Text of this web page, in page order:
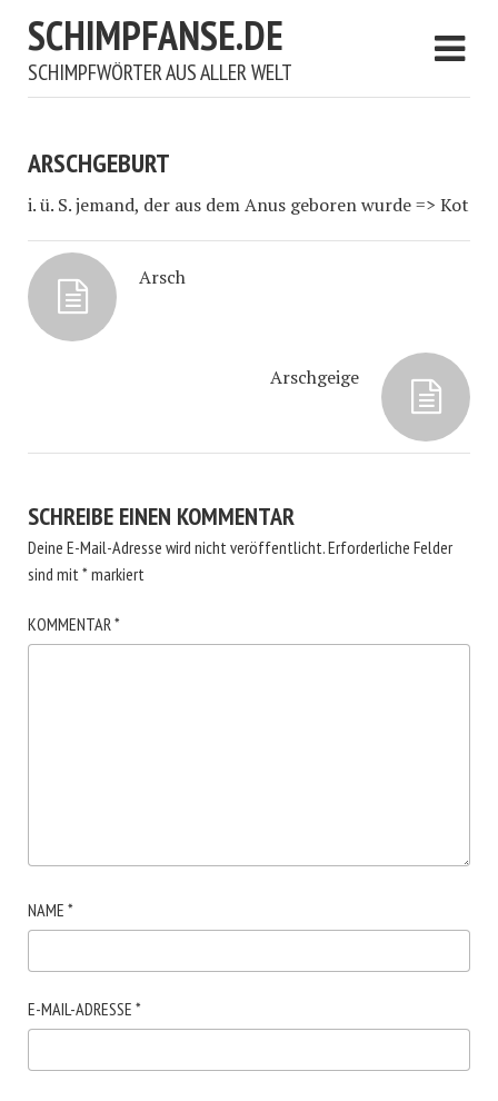
SCHIMPFANSE.DE
SCHIMPFWÖRTER AUS ALLER WELT
ARSCHGEBURT
i. ü. S. jemand, der aus dem Anus geboren wurde => Kot
Arsch
Arschgeige
SCHREIBE EINEN KOMMENTAR
Deine E-Mail-Adresse wird nicht veröffentlicht.Erforderliche Felder
sind mit*markiert
KOMMENTAR*
NAME *
E-MAIL-ADRESSE *